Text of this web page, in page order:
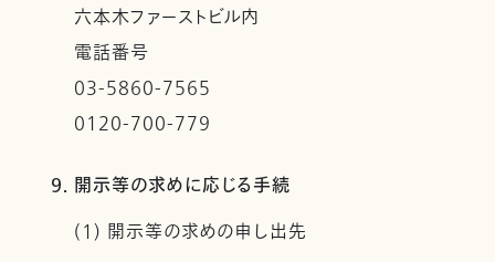
六本木ファーストビル内
電話番号
03-5860-7565
0120-700-779
9. 開示等の求めに応じる手続
(1) 開示等の求めの申し出先